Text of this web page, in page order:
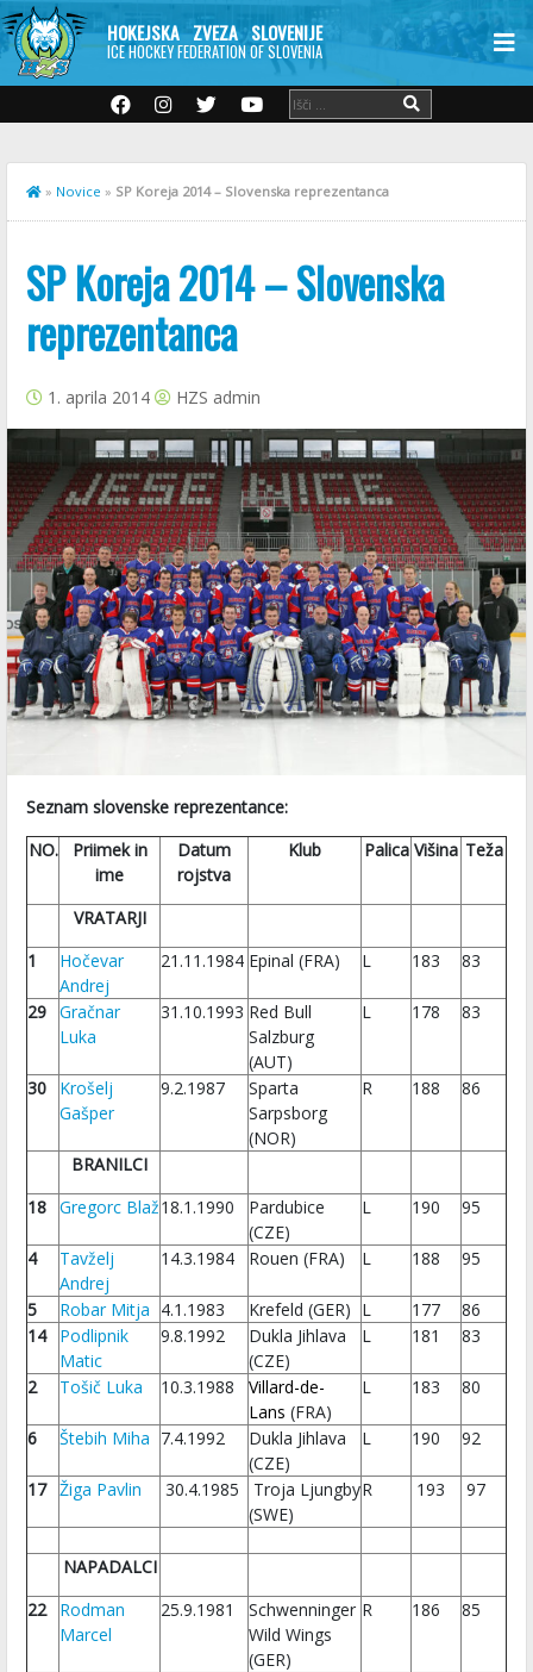
HOKEJSKA ZVEZA SLOVENIJE
ICE HOCKEY FEDERATION OF SLOVENIA
» Novice » SP Koreja 2014 – Slovenska reprezentanca
SP Koreja 2014 – Slovenska
reprezentanca
1. aprila 2014 HZS admin
Seznam slovenske reprezentance:
NO.
Priimek in
ime
Datum
rojstva
Klub Palica Višina Teža
VRATARJI
1
Hočevar
Andrej
21.11.1984 Epinal (FRA) L 183 83
29 Gračnar
Luka
31.10.1993 Red Bull
Salzburg
(AUT)
L 178 83
30
Krošelj
Gašper
9.2.1987
Sparta
Sarpsborg
(NOR)
R 188 86
BRANILCI
18 Gregorc Blaž18.1.1990
Pardubice
(CZE)
L 190 95
4
Tavželj
Andrej
14.3.1984 Rouen (FRA) L 188 95
5 Robar Mitja 4.1.1983 Krefeld (GER) L 177
86
14
Podlipnik
Matic
9.8.1992
Dukla Jihlava
(CZE)
L 181 83
2 Tošič Luka 10.3.1988
Villard-de-
Lans (FRA)
L 183 80
6 Štebih Miha 7.4.1992
Dukla Jihlava
(CZE)
L 190 92
17 Žiga Pavlin 30.4.1985
Troja Ljungby
(SWE)
R 193 97
NAPADALCI
22
Rodman
Marcel
25.9.1981
Schwenninger
Wild Wings
(GER)
R 186 85